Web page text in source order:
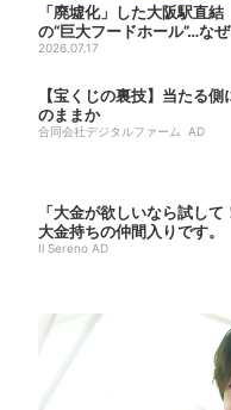
「廃墟化」した大阪駅直結
の“巨大フードホール”…なぜ
実は、梅田ランチ＆カフェ...
2026.07.17
【宝くじの裏技】当たる側
のままか
合同会社デジタルファーム AD
「大金が欲しいなら試して
大金持ちの仲間入りです。
Il Sereno AD